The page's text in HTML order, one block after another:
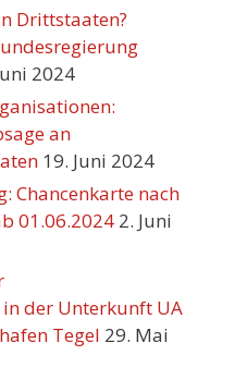
Drittstaaten?
2024
an
19. Juni 2024
Chancenkarte nach
01.06.2024 2. Juni
der Unterkunft UA
Tegel 29. Mai